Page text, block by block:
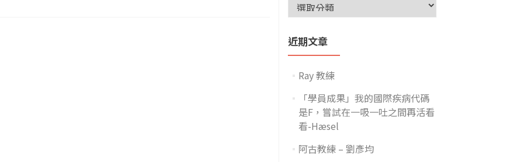
近期文章
Ray 教練
「學員成果」我的國際疾病代碼
是F，嘗試在一吸一吐之間再活看
看-Hæsel
阿古教練 – 劉彥均